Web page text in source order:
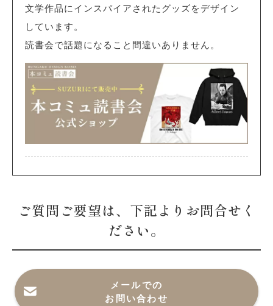
文学作品にインスパイアされたグッズをデザイン
しています。
読書会で話題になること間違いありません。
ご質問ご要望は、下記よりお問合せく
ださい。
メールでの
お問い合わせ